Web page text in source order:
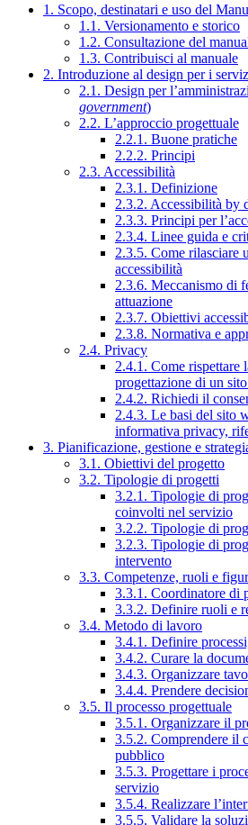
1. Scopo, destinatari e uso del
1.1. Versionamento e storico
1.2. Consultazione del
1.3. Contribuisci al manuale
2. Introduzione al design per i
2.1. Design per
government)
2.2. L’approccio progettuale
2.2.1. Buone pratiche
2.2.2. Principi
2.3. Accessibilità
2.3.1. Definizione
2.3.2. Accessibilità by
2.3.3. Principi per
2.3.4. Linee guida e
2.3.5. Come rilasciare
accessibilità
2.3.6. Meccanismo di
attuazione
2.3.7. Obiettivi
2.3.8. Normativa e
2.4. Privacy
2.4.1. Come rispettare
progettazione di un
2.4.2. Richiedi il
2.4.3. Le basi del sito
informativa privacy,
3. Pianificazione, gestione e
3.1. Obiettivi del progetto
3.2. Tipologie di progetti
3.2.1. Tipologie di
coinvolti nel servizio
3.2.2. Tipologie di
3.2.3. Tipologie di
intervento
3.3. Competenze, ruoli e
3.3.1. Coordinatore di
3.3.2. Definire ruoli e
3.4. Metodo di lavoro
3.4.1. Definire
3.4.2. Curare la
3.4.3. Organizzare
3.4.4. Prendere
3.5. Il processo progettuale
3.5.1. Organizzare il
3.5.2. Comprendere il
pubblico
3.5.3. Progettare i
servizio
3.5.4. Realizzare
3.5.5. Validare la